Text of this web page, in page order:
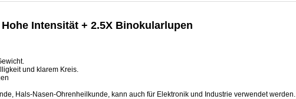
Intensität + 2.5X Binokularlupen
und klarem Kreis.
Hals-Nasen-Ohrenheilkunde, kann auch für Elektronik und Industrie verwendet werden.